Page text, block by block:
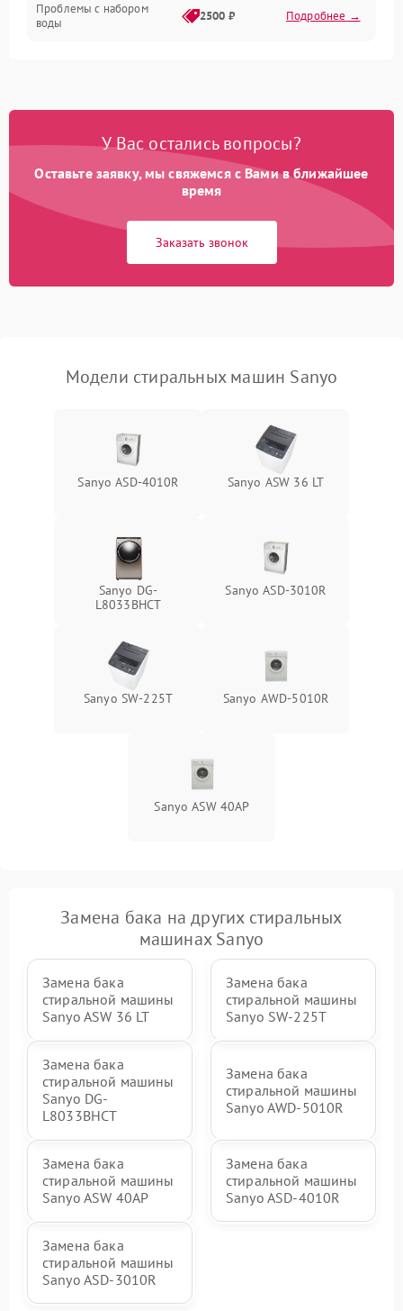
Проблемы с набором
воды
2500 ₽ Подробнее →
Замена платы управления 2200 ₽ Подробнее →
У Вас остались вопросы?
Оставьте заявку, мы свяжемся с Вами в ближайшее
время
Заказать звонок
Модели стиральных машин Sanyo
Sanyo ASD-4010R Sanyo ASW 36 LT
Sanyo DG-
L8033BHCT
Sanyo ASD-3010R
Sanyo SW-225T Sanyo AWD-5010R
Sanyo ASW 40AP
Замена бака на других стиральных
машинах Sanyo
Замена бака
стиральной машины
Sanyo ASW 36 LT
Замена бака
стиральной машины
Sanyo SW-225T
Замена бака
стиральной машины
Sanyo DG-
L8033BHCT
Замена бака
стиральной машины
Sanyo AWD-5010R
Замена бака
стиральной машины
Sanyo ASW 40AP
Замена бака
стиральной машины
Sanyo ASD-4010R
Замена бака
стиральной машины
Sanyo ASD-3010R